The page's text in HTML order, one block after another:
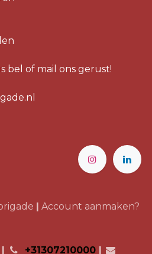
bel of mail ons gerust!
| Account aanmaken?
| +31307210000 |